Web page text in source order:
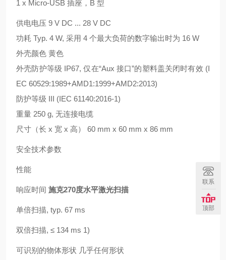
1 x Micro-USB 插座，B 型
供电电压 9 V DC ... 28 V DC
功耗 Typ. 4 W, 采用 4 个最大负荷的数字输出时为 16 W
外壳颜色 黄色
外壳防护等级 IP67, 仅在“Aux 接口”的塑料盖关闭时有效 (I
EC 60529:1989+AMD1:1999+AMD2:2013)
防护等级 III (IEC 61140:2016-1)
重量 250 g, 无连接电缆
尺寸（长 x 宽 x 高） 60 mm x 60 mm x 86 mm
安全技术参数
性能
响应时间 施克270度水平激光扫描
单倍扫描, typ. 67 ms
双倍扫描, ≤ 134 ms 1)
可识别的物体形状 几乎任何形状
联系
顶部